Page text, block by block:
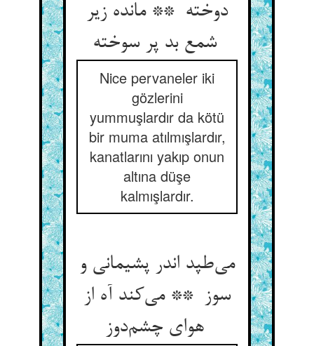
دوخته ** مانده زیر
شمع بد پر سوخته
Nice pervaneler iki
gözlerini
yummuşlardır da kötü
bir muma atılmışlardır,
kanatlarını yakıp onun
altına düşe
kalmışlardır.
می‌طپد اندر پشیمانی و
سوز ** می‌کند آه از
هوای چشم‌دوز